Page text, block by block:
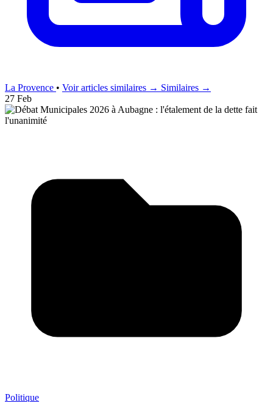
La Provence • Voir articles similaires → Similaires →
27 Feb
Politique